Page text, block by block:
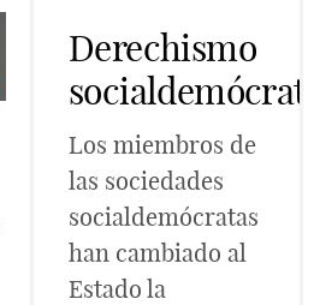
Derechismo
Los miembros de
las sociedades
socialdemócratas
han cambiado al
Estado la